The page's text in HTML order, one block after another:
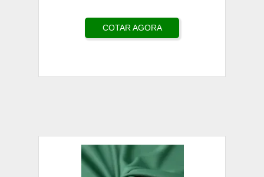
COTAR AGORA